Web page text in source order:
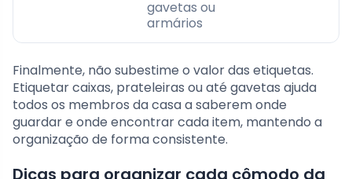
gavetas ou
armários
Finalmente, não subestime o valor das etiquetas.
Etiquetar caixas, prateleiras ou até gavetas ajuda
todos os membros da casa a saberem onde
guardar e onde encontrar cada item, mantendo a
organização de forma consistente.
Dicas para organizar cada cômodo da